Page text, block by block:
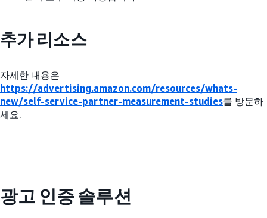
추가 리소스
자세한 내용은
https://advertising.amazon.com/resources/whats-
new/self-service-partner-measurement-studies를 방문하
세요.
광고 인증 솔루션